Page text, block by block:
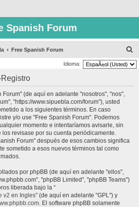
Spanish Forum
Free Spanish Forum
u
Idioma:
(de aquí en adelante "nosotros", "nos",
"https://www.sipuebla.com/forum"), usted
a los siguientes términos. En caso
y/o use "Free Spanish Forum". Podemos
momento e intentaríamos avisarle, sin
revisase por su cuenta periódicamente.
Forum" después de esos cambios significa
sometido a esos nuevos términos tal como
por phpBB (de aquí en adelante "ellos",
"phpBB Limited", "phpBB Teams")
liberada bajo la “
v2 en Ingles” (de aquí en adelante "GPL") y
. El software phpBB solamente